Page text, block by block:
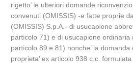
rigetto’ le ulteriori domande
convenuti (OMISSIS) -e fatte proprie
(OMISSIS) S.p.A.- di usucapione
particolo 71) e di usucapione ordinaria
particolo 89 e 81) nonche’ la
proprieta’ ex articolo 938 c.c.